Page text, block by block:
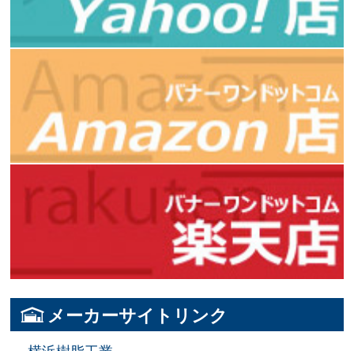
メーカーサイトリンク